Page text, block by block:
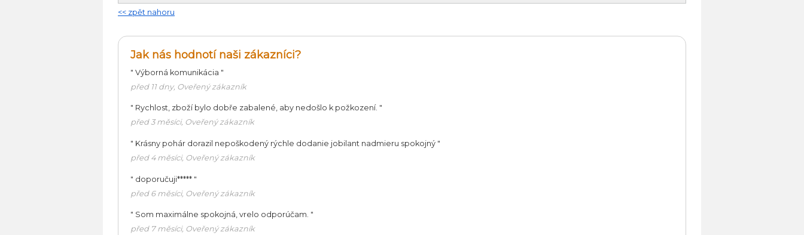
<< zpět nahoru
Jak nás hodnotí naši zákazníci?
" Výborná komunikácia "
před 11 dny, Oveřený zákazník
" Rychlost, zboží bylo dobře zabalené, aby nedošlo k požkození. "
před 3 měsíci, Oveřený zákazník
" Krásny pohár dorazil nepoškodený rýchle dodanie jobilant nadmieru spokojný "
před 4 měsíci, Oveřený zákazník
" doporučuji***** "
před 6 měsíci, Oveřený zákazník
" Som maximálne spokojná, vrelo odporúčam. "
před 7 měsíci, Oveřený zákazník